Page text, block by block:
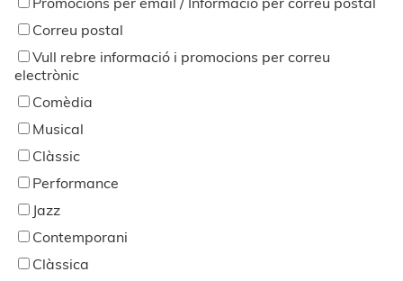
Correu postal
Vull rebre informació i promocions per correu
electrònic
Comèdia
Musical
Clàssic
Performance
Jazz
Contemporani
Clàssica